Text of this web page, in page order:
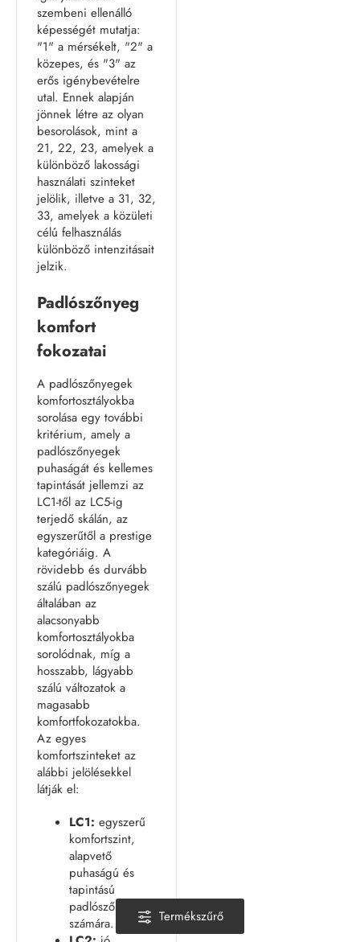
szembeni ellenálló
képességét mutatja:
"1" a mérsékelt, "2" a
közepes, és "3" az
erős igénybevételre
utal. Ennek alapján
jönnek létre az olyan
besorolások, mint a
21, 22, 23, amelyek a
különböző lakossági
használati szinteket
jelölik, illetve a 31, 32,
33, amelyek a közületi
célú felhasználás
különböző intenzitásait
jelzik.
Padlószőnyeg
komfort
fokozatai
A padlószőnyegek
komfortosztályokba
sorolása egy további
kritérium, amely a
padlószőnyegek
puhaságát és kellemes
tapintását jellemzi az
LC1-től az LC5-ig
terjedő skálán, az
egyszerűtől a prestige
kategóriáig. A
rövidebb és durvább
szálú padlószőnyegek
általában az
alacsonyabb
komfortosztályokba
sorolódnak, míg a
hosszabb, lágyabb
szálú változatok a
magasabb
komfortfokozatokba.
Az egyes
komfortszinteket az
alábbi jelölésekkel
látják el:
LC1: egyszerű
komfortszint,
alapvető
puhaságú és
tapintású
padlószőnyegek
számára.
Termékszűrő